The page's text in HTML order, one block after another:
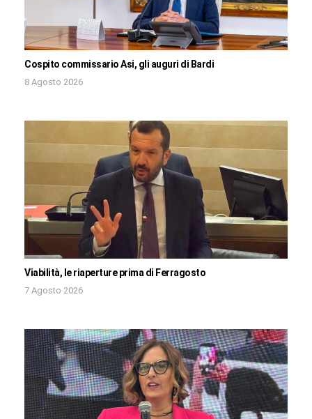
Cospito commissario Asi, gli auguri di Bardi
8 Agosto 2026
Viabilità, le riaperture prima di Ferragosto
7 Agosto 2026